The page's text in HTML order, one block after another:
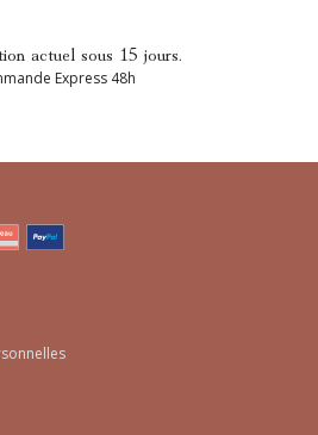
actuel sous 15 jours.
Express 48h